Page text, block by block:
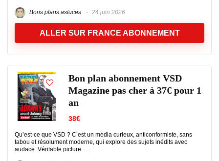
Bons plans astuces 24 juin 2026
ALLER SUR FRANCE ABONNEMENT
Bon plan abonnement VSD
Magazine pas cher à 37€ pour 1
an
38€
Qu’est-ce que VSD ? C’est un média curieux, anticonformiste, sans
tabou et résolument moderne, qui explore des sujets inédits avec
audace. Véritable picture ...